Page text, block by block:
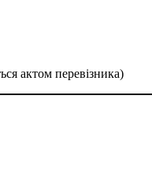
актом перевізника)